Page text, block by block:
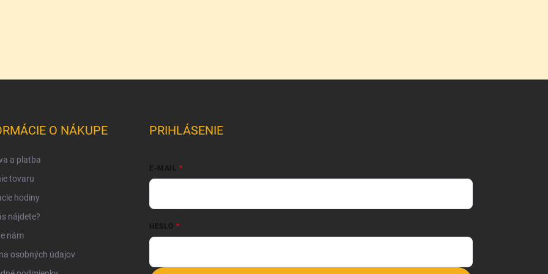
O NÁKUPE
a platba
tovaru
hodiny
nájdete?
nám
osobných údajov
PRIHLÁSENIE
E-MAIL
HESLO